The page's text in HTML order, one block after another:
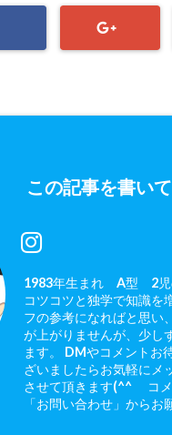
この記事を書い
1983年生まれ A型 2児
コツコツと独学で知識を
フの参考になればと思い
が上がりませんが、少し
ます。 DMやコメントお
ざいましたらお気軽にメ
させて頂きます(^^ゞ コ
「お問い合わせ」からお